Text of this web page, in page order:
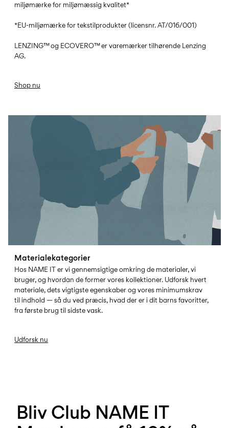
miljømærke for miljømæssig kvalitet*
*EU-miljømærke for tekstilprodukter (licensnr. AT/016/001)
LENZING™ og ECOVERO™ er varemærker tilhørende Lenzing
AG.
Shop nu
Materialekategorier
Hos NAME IT er vi gennemsigtige omkring de materialer, vi
bruger, og hvordan de former vores kollektioner. Udforsk hvert
materiale, dets vigtigste egenskaber og vores minimumskrav
til indhold — så du ved præcis, hvad der er i dit barns favoritter,
fra første brug til sidste vask.
Udforsk nu
Bliv Club NAME IT